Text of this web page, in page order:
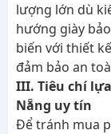
lượng lớn dù
hướng giày
biến với thiết
đảm bảo an
III. Tiêu chí
Nẵng uy tín
Để tránh mua